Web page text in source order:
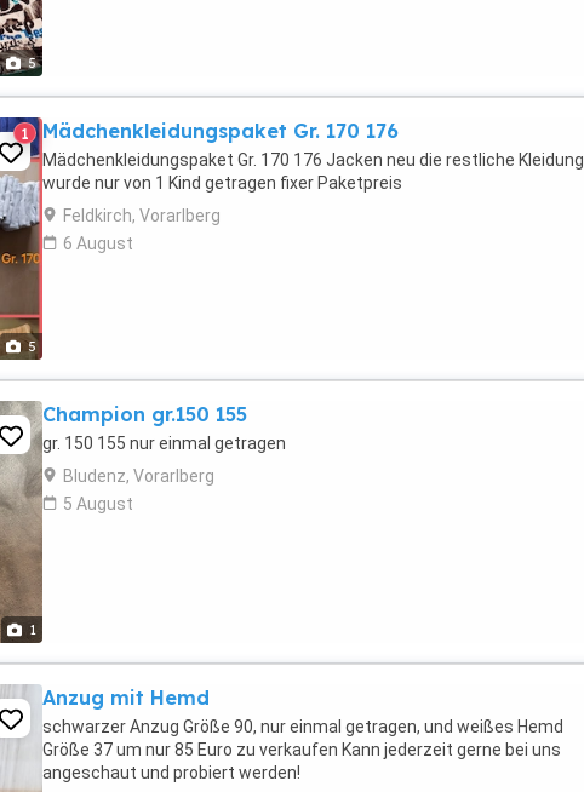
5
5
1 Mädchenkleidungspaket Gr. 170 176
Mädchenkleidungspaket Gr. 170 176 Jacken neu die restliche Kleidung
wurde nur von 1 Kind getragen fixer Paketpreis
Feldkirch, Vorarlberg
6 August
1
Champion gr.150 155
gr. 150 155 nur einmal getragen
Bludenz, Vorarlberg
5 August
Anzug mit Hemd
schwarzer Anzug Größe 90, nur einmal getragen, und weißes Hemd
Größe 37 um nur 85 Euro zu verkaufen Kann jederzeit gerne bei uns
angeschaut und probiert werden!